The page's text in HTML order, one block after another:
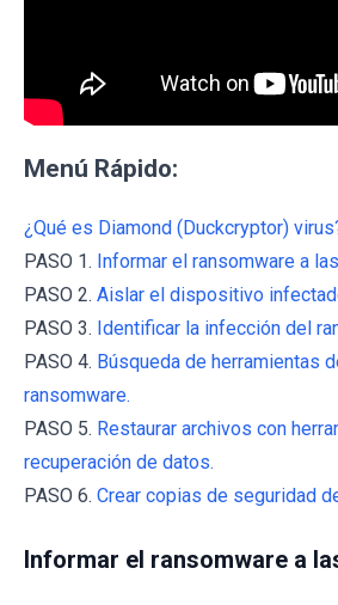
Menú Rápido:
¿Qué es Diamond (Duckcryptor)
PASO 1. Informar el ransomware a
PASO 2. Aislar el dispositivo
PASO 3. Identificar la infección del
PASO 4. Búsqueda de herramientas
ransomware.
PASO 5. Restaurar archivos con
recuperación de datos.
PASO 6. Crear copias de seguridad
Informar el ransomware a